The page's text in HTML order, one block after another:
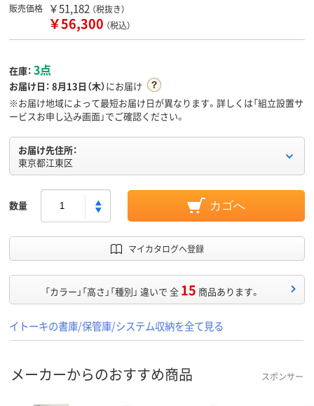
販売価格 ￥51,182 （税抜き）
￥56,300 （税込）
在庫： 3点
お届け日： 8月13日（木）にお届け
※お届け地域によって最短お届け日が異なります。詳しくは「組立設置サ
ービスお申し込み画面」でご確認ください。
お届け先住所：
東京都江東区
数量 カゴへ
マイカタログへ登録
「カラー」「高さ」「種別」 違いで 全 15 商品あります。
イトーキの書庫/保管庫/システム収納を全て見る
メーカーからのおすすめ商品 スポンサー